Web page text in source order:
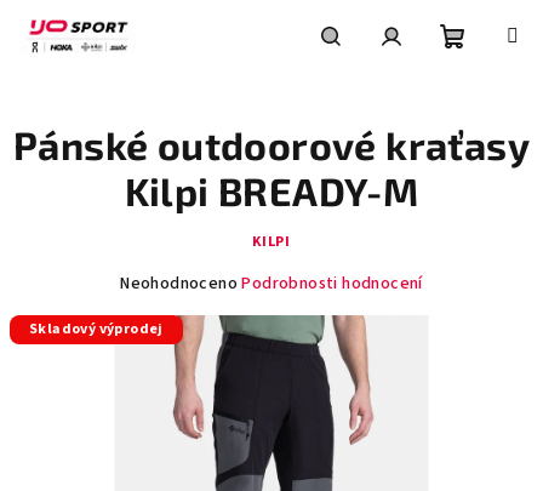
obsah
košík
Pánské outdoorové kraťasy
Kilpi BREADY-M
KILPI
Průměrné
produktu
Neohodnoceno Podrobnosti hodnocení
Skladový výprodej